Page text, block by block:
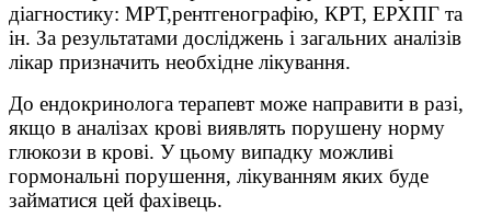
діагностику: МРТ,рентгенографію, КРТ, ЕРХПГ та
ін. За результатами досліджень і загальних аналізів
лікар призначить необхідне лікування.
До ендокринолога терапевт може направити в разі,
якщо в аналізах крові виявлять порушену норму
глюкози в крові. У цьому випадку можливі
гормональні порушення, лікуванням яких буде
займатися цей фахівець.